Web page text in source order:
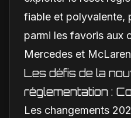
fiable et polyvalente,
parmi les favoris aux
Mercedes et
Les défis de la
réglementation :
Les changements